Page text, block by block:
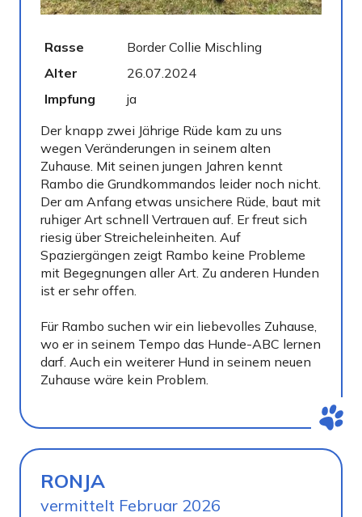
Rasse Border Collie Mischling
Alter
26.07.2024
Impfung
ja
Der knapp zwei Jährige Rüde kam zu uns
wegen Veränderungen in seinem alten
Zuhause. Mit seinen jungen Jahren kennt
Rambo die Grundkommandos leider noch nicht.
Der am Anfang etwas unsichere Rüde, baut mit
ruhiger Art schnell Vertrauen auf. Er freut sich
riesig über Streicheleinheiten. Auf
Spaziergängen zeigt Rambo keine Probleme
mit Begegnungen aller Art. Zu anderen Hunden
ist er sehr offen.
Für Rambo suchen wir ein liebevolles Zuhause,
wo er in seinem Tempo das Hunde-ABC lernen
darf. Auch ein weiterer Hund in seinem neuen
Zuhause wäre kein Problem.
RONJA
vermittelt Februar 2026